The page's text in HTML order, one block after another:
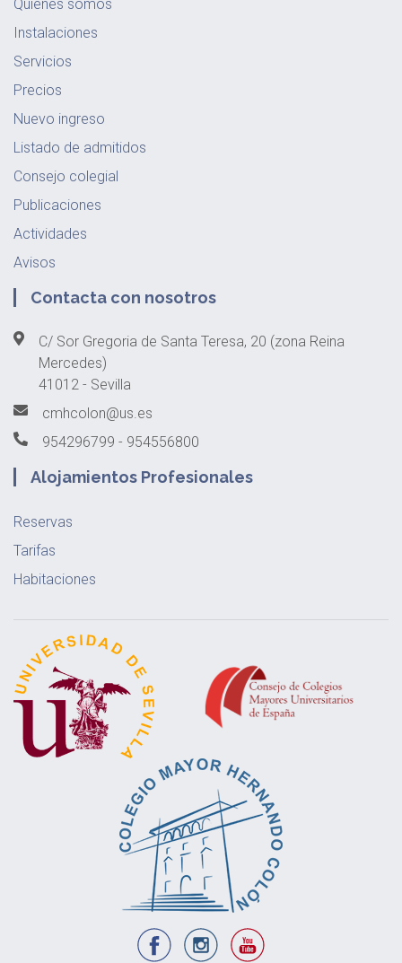
Quiénes somos
Instalaciones
Servicios
Precios
Nuevo ingreso
Listado de admitidos
Consejo colegial
Publicaciones
Actividades
Avisos
Contacta con nosotros
C/ Sor Gregoria de Santa Teresa, 20 (zona Reina
Mercedes)
41012 - Sevilla
cmhcolon@us.es
954296799 - 954556800
Alojamientos Profesionales
Reservas
Tarifas
Habitaciones